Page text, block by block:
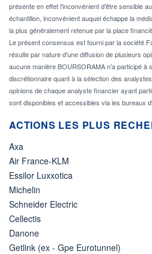
présente en effet l'inconvénient d'être sensible
échantillon, inconvénient auquel échappe la
la plus généralement retenue par la place
Le présent consensus est fourni par la société
résulte par nature d'une diffusion de plusieurs
aucune manière BOURSORAMA n'a participé à
discrétionnaire quant à la sélection des
opinions de chaque analyste financier ayant
sont disponibles et accessibles via les bureaux
ACTIONS LES PLUS
Axa
Air France-KLM
Essilor Luxxotica
Michelin
Schneider Electric
Cellectis
Danone
Getlink (ex - Gpe Eurotunnel)